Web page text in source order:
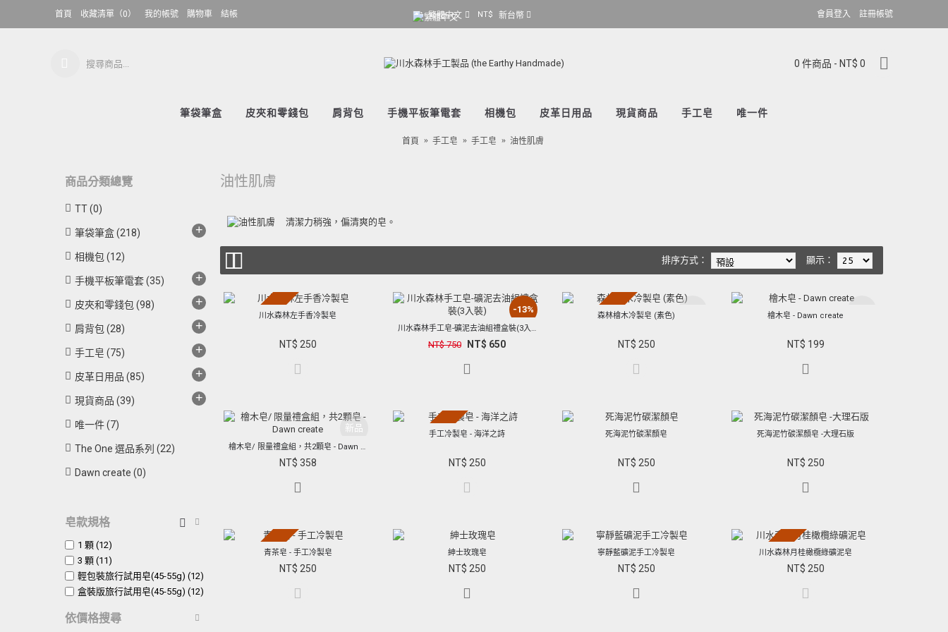
首頁 收藏清單（0） 我的帳號 購物車 結帳 繁體中文 NT$ 新台幣 會員登入 註冊帳號
0 件商品 - NT$ 0
筆袋筆盒 皮夾和零錢包 肩背包 手機平板筆電套 相機包 皮革日用品 現貨商品 手工皂 唯一件
首頁 手工皂 手工皂 油性肌膚
商品分類總覽
TT(0)
筆袋筆盒(218) +
相機包 (12)
手機平板筆電套(35) +
皮夾和零錢包 (98) +
肩背包 (28) +
手工皂 (75) +
皮革日用品 (85) +
現貨商品 (39) +
唯一件(7)
The One 選品系列 (22)
Dawn create (0)
皂款規格
1 顆 (12)
3 顆 (11)
輕包裝旅行試用皂(45-55g) (12)
盒裝版旅行試用皂(45-55g) (12)
依價格搜尋
油性肌膚
清潔力稍強，偏清爽的皂。
顯示：
排序方式：
缺貨中
川水森林左手香冷製皂
NT$ 250
-13%
川水森林手工皂-礦泥去油組禮盒裝(3入裝)
NT$ 750 NT$ 650
缺貨中
森林檜木冷製皂 (素色)
NT$ 250
檜木皂 - Dawn create
NT$ 199
新品
檜木皂/ 限量禮盒組，共2顆皂 - Dawn create
NT$ 358
缺貨中
手工冷製皂 - 海洋之詩
NT$ 250
死海泥竹碳潔顏皂
NT$ 250
死海泥竹碳潔顏皂 -大理石版
NT$ 250
缺貨中青茶皂 - 手工冷製皂
NT$ 250
紳士玫瑰皂
NT$ 250
寧靜藍礦泥手工冷製皂
NT$ 250 缺貨中
川水森林月桂橄欖綠礦泥皂
NT$ 250